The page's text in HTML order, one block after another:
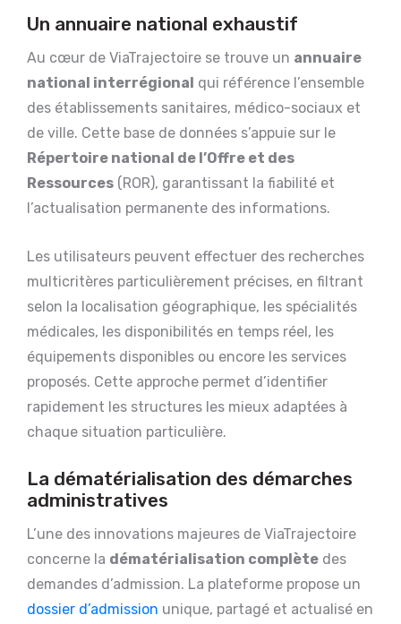
Un annuaire national exhaustif
Au cœur de ViaTrajectoire se trouve un annuaire
national interrégional qui référence l’ensemble
des établissements sanitaires, médico-sociaux et
de ville. Cette base de données s’appuie sur le
Répertoire national de l’Offre et des
Ressources (ROR), garantissant la fiabilité et
l’actualisation permanente des informations.
Les utilisateurs peuvent effectuer des recherches
multicritères particulièrement précises, en filtrant
selon la localisation géographique, les spécialités
médicales, les disponibilités en temps réel, les
équipements disponibles ou encore les services
proposés. Cette approche permet d’identifier
rapidement les structures les mieux adaptées à
chaque situation particulière.
La dématérialisation des démarches
administratives
L’une des innovations majeures de ViaTrajectoire
concerne la dématérialisation complète des
demandes d’admission. La plateforme propose un
dossier d’admission unique, partagé et actualisé en